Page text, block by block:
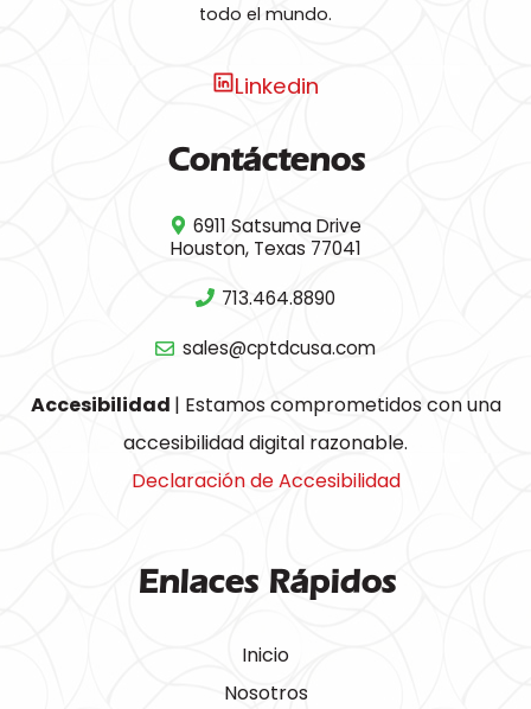
todo el mundo.
Linkedin
Enlaces Rápidos
Inicio
Nosotros
Contáctenos
6911 Satsuma Drive
Houston, Texas 77041
713.464.8890
sales@cptdcusa.com
Accesibilidad | Estamos comprometidos con una
accesibilidad digital razonable.
Declaración de Accesibilidad